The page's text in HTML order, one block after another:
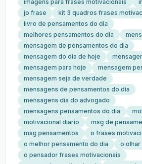
imagens para frases motivacionais
jo frase
kit 3 quadros frases
livro de pensamentos do dia
melhores pensamentos do dia
mensagem de pensamentos do dia
mensagem do dia de hoje
mensagem para hoje
mensagem
mensagem seja de verdade
mensagens de pensamentos do dia
mensagens dia do advogado
mensagens pensamentos do dia
motivacional diario
msg de
msg pensamentos
o frases
o melhor pensamento do dia
o
o pensador frases motivacionais